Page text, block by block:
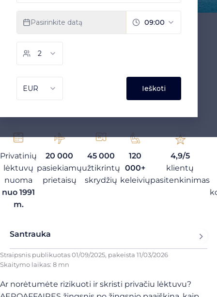
Privatinių
lėktuvų
nuoma
nuo 1991
m.
20 000
pasiekiamų
prietaisų
45 000
užtikrintų
skrydžių
120
000+
keleivių
4,9/5
klientų
pasitenkinimas
Santrauka
Straipsnis publikuotas01/09/2025, pakeista 11/03/2026
Skaitymo laikas: 8 mn
Ar norėtumėte rizikuoti ir skristi privačiu lėktuvu?